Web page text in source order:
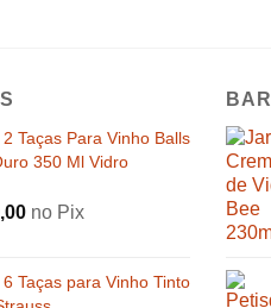
Taças Para Vinho Balls
350 Ml Vidro
no Pix
Taças para Vinho Tinto